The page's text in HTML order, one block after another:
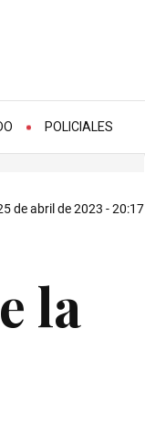
POLICIALES
de abril de 2023 - 20:17
la